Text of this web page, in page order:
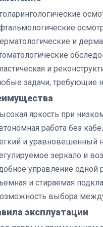
и
и
задачи, требующие
яркость при
работа без
и уравновешенный
зеркало и
управление одной
и стираемая
выбора
эксплуатации